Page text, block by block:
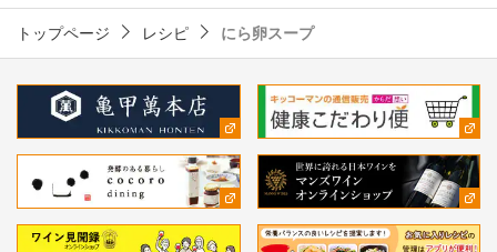
トップページ レシピ にら卵スープ